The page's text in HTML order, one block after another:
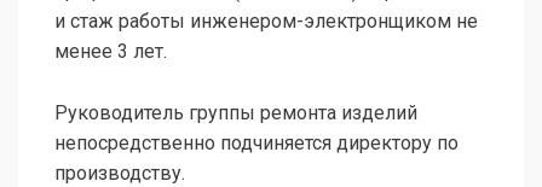
и стаж рабо­ты инженером-электронщиком не
менее 3 лет.
Руководитель группы ремонта изделий
непосредственно подчиняется директору по
производству.